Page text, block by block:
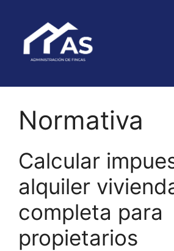
contenido
Normativa
Calcular
alquiler
completa para
propietarios